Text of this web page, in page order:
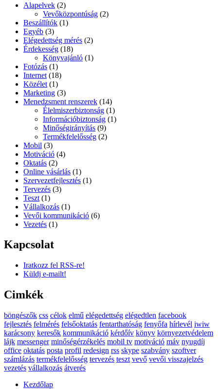
Alapelvek (2)
Vevőközpontúság (2)
Beszállítók (1)
Egyéb (3)
Elégedettség mérés (2)
Érdekesség (18)
Könyvajánló (1)
Fotózás (1)
Internet (18)
Közélet (1)
Marketing (3)
Menedzsment renszerek (14)
Élelmiszerbiztonság (1)
Információbiztonság (1)
Minőségirányítás (9)
Termékfelelősség (2)
Mobil (3)
Motiváció (4)
Oktatás (2)
Online vásárlás (1)
Szervezetfejlesztés (1)
Tervezés (3)
Teszt (1)
Vállalkozás (1)
Vevői kommunikáció (6)
Vezetés (1)
Kapcsolat
Iratkozz fel RSS-re!
Küldj e-mailt!
Cimkék
böngészők css célok elmű elégedettség elégedtlen facebook
fejlesztés felmérés felsőoktatás fentarthatóság fenyőfa hírlevél iwiw
karácsony keresők kommunikáció kérdőív könyv környezetvédelem
lájk messenger minőségérzékelés mobil tv motiváció máv nyugdíj
office oktatás posta profil redesign rss skype szabvány szoftver
számlázás termékfelelősség tervezés teszt vevő vevői visszajelzés
vezetés vállalkozás átverés
Kezdőlap